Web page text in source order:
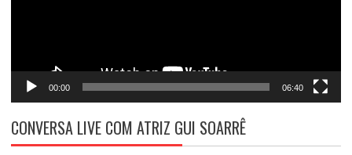
00:00 06:40
CONVERSA LIVE COM ATRIZ GUI SOARRÊ